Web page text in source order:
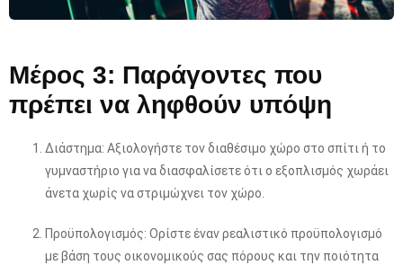
Μέρος 3: Παράγοντες που
πρέπει να ληφθούν υπόψη
Διάστημα: Αξιολογήστε τον διαθέσιμο χώρο στο σπίτι ή το
γυμναστήριο για να διασφαλίσετε ότι ο εξοπλισμός χωράει
άνετα χωρίς να στριμώχνει τον χώρο.
Προϋπολογισμός: Ορίστε έναν ρεαλιστικό προϋπολογισμό
με βάση τους οικονομικούς σας πόρους και την ποιότητα